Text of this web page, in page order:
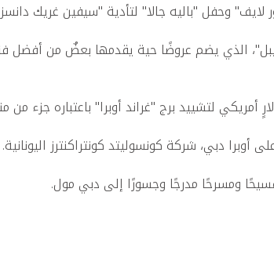
وحفل "باليه جالا" لتأدية "سيفين غريك
الذي يضم عروضًا حية يقدمها بعضٌ من أفضل
دبي، شركة كونسوليتد كونتراكنترز اليونانية.
ومسرحًا مدرجًا وجسورًا إلى دبي مول.